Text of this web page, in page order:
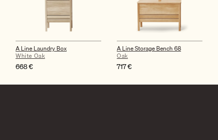
A Line Laundry Box
White Oak
668€
A Line Storage Bench 68
Oak
717€